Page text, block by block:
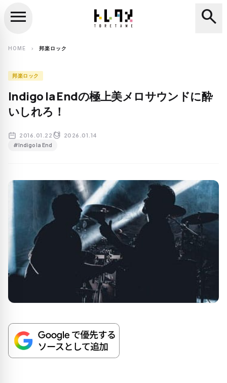
search
menu search
HOME chevron_right 邦楽ロック
邦楽ロック
Indigo la Endの極上美メロサウンドに酔
いしれろ！
2016.01.22 2026.01.14
#Indigo la End